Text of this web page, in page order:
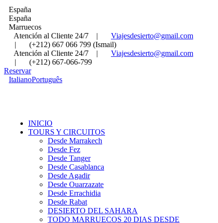
España
España
Marruecos
Atención al Cliente 24/7
|
Viajesdesierto@gmail.com
|
(+212) 667 066 799 (Ismail)
Atención al Cliente 24/7
|
Viajesdesierto@gmail.com
|
(+212) 667-066-799
Reservar
ItalianoPortuguês
INICIO
TOURS Y CIRCUITOS
Desde Marrakech
Desde Fez
Desde Tanger
Desde Casablanca
Desde Agadir
Desde Ouarzazate
Desde Errachidia
Desde Rabat
DESIERTO DEL SAHARA
TODO MARRUECOS 20 DIAS DESDE